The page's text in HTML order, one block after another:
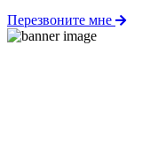
Перезвоните мне